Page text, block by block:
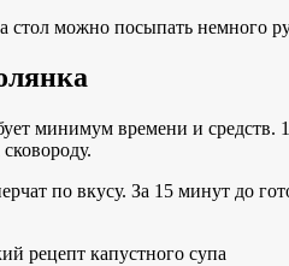
стол можно посыпать немного
минимум времени и
по вкусу. За 15 минут до
рецепт капустного супа